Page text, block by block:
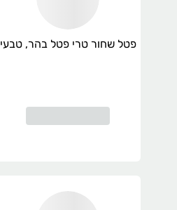
פטל שחור טרי פטל בהר, טבעי